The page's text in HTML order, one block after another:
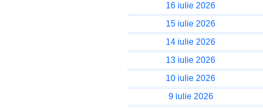
16 iulie 2026
15 iulie 2026
14 iulie 2026
13 iulie 2026
10 iulie 2026
9 iulie 2026